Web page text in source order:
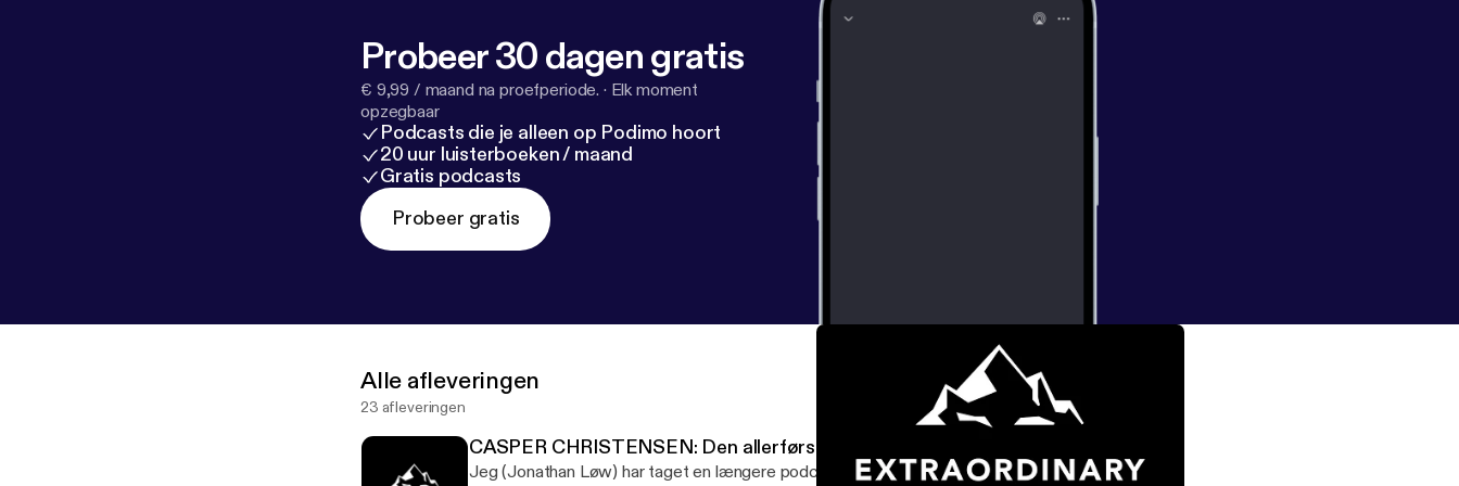
Probeer 30 dagen gratis
€ 9,99 / maand na proefperiode. · Elk moment
opzegbaar
Podcasts die je alleen op Podimo hoort
20 uur luisterboeken / maand
Gratis podcasts
Probeer gratis
Alle afleveringen
23 afleveringen
CASPER CHRISTENSEN: Den allerførste gang
Jeg (Jonathan Løw) har taget en længere podcast pause, men er nu tilbage med en